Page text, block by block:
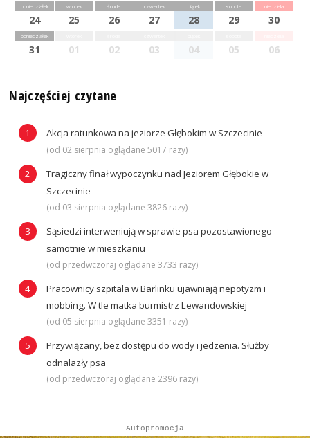
poniedziałek
24
wtorek
25
środa
26
czwartek
27
piątek
28
sobota
29
niedziela
30
poniedziałek
31 01 02 03 04 05 06
Najczęściej czytane
Akcja ratunkowa na jeziorze Głębokim w Szczecinie
(od 02 sierpnia oglądane 5017 razy)
Tragiczny finał wypoczynku nad Jeziorem Głębokie w
Szczecinie
(od 03 sierpnia oglądane 3826 razy)
Sąsiedzi interweniują w sprawie psa pozostawionego
samotnie w mieszkaniu
(od przedwczoraj oglądane 3733 razy)
Pracownicy szpitala w Barlinku ujawniają nepotyzm i
mobbing. W tle matka burmistrz Lewandowskiej
(od 05 sierpnia oglądane 3351 razy)
Przywiązany, bez dostępu do wody i jedzenia. Służby
odnalazły psa
(od przedwczoraj oglądane 2396 razy)
Autopromocja